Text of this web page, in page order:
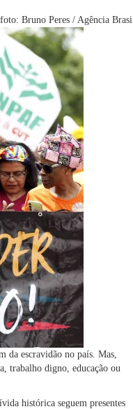
Bruno Peres / Agência Brasi
da escravidão no país. Mas,
trabalho digno, educação ou
histórica seguem presentes